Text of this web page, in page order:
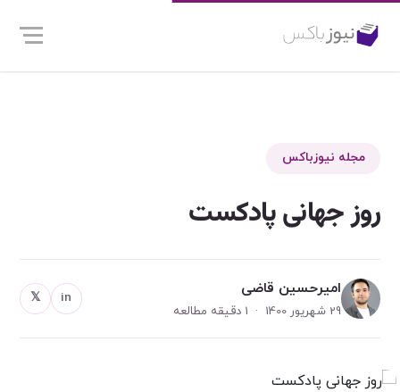
مجله نیوزباکس
روز جهانی پادکست
امیرحسین قاضی
29 شهریور 1400 · 1 دقیقه مطالعه
in
𝕏